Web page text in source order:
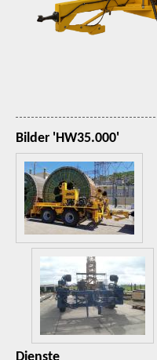
Bilder 'HW35.000'
Dienste